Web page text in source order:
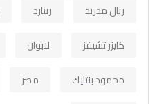
ريال مدريد
رينارد
كايزر تشيفز
لابوان
محمود بنتايك
مصر